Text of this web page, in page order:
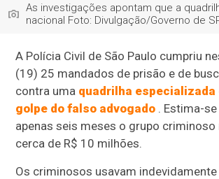
As investigações apontam que a
nacional Foto: Divulgação/Governo de
A Polícia Civil de São Paulo cumpriu
(19) 25 mandados de prisão e de
contra uma quadrilha especializada
golpe do falso advogado . Estima-
apenas seis meses o grupo
cerca de R$ 10 milhões.
Os criminosos usavam